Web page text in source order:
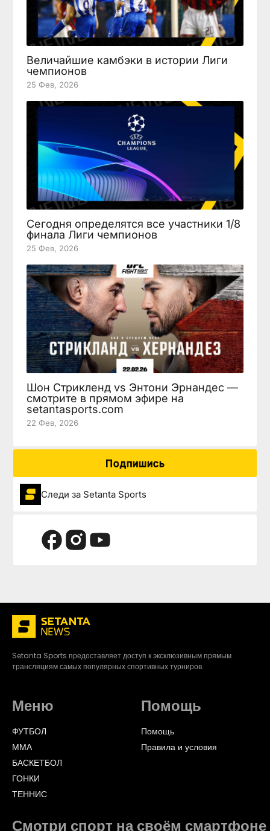
Величайшие камбэки в истории Лиги
чемпионов
25 Фев, 2026
Сегодня определятся все участники 1/8
финала Лиги чемпионов
25 Фев, 2026
Шон Стрикленд vs Энтони Эрнандес —
смотрите в прямом эфире на
setantasports.com
22 Фев, 2026
Подпишись
Следи за Setanta Sports
Setanta Sports предоставляет доступ к эксклюзивным прямым
трансляциям самых популярных спортивных турниров.
Меню
ФУТБОЛ
ММА
БАСКЕТБОЛ
ГОНКИ
ТЕННИС
Помощь
Помощь
Правила и условия
Смотри спорт на своём смартфоне